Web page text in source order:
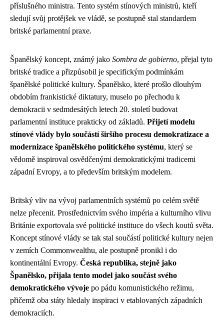
příslušného ministra. Tento systém stínových ministrů, kteří
sledují svůj protějšek ve vládě, se postupně stal standardem
britské parlamentní praxe.
Španělský koncept, známý jako Sombra de gobierno, přejal tyto
britské tradice a přizpůsobil je specifickým podmínkám
španělské politické kultury. Španělsko, které prošlo dlouhým
obdobím frankistické diktatury, muselo po přechodu k
demokracii v sedmdesátých letech 20. století budovat
parlamentní instituce prakticky od základů. Přijetí modelu
stínové vlády bylo součástí širšího procesu demokratizace a
modernizace španělského politického systému, který se
vědomě inspiroval osvědčenými demokratickými tradicemi
západní Evropy, a to především britským modelem.
Britský vliv na vývoj parlamentních systémů po celém světě
nelze přecenit. Prostřednictvím svého impéria a kulturního vlivu
Británie exportovala své politické instituce do všech koutů světa.
Koncept stínové vlády se tak stal součástí politické kultury nejen
v zemích Commonwealthu, ale postupně pronikl i do
kontinentální Evropy. Česká republika, stejně jako
Španělsko, přijala tento model jako součást svého
demokratického vývoje po pádu komunistického režimu,
přičemž oba státy hledaly inspiraci v etablovaných západních
demokraciích.